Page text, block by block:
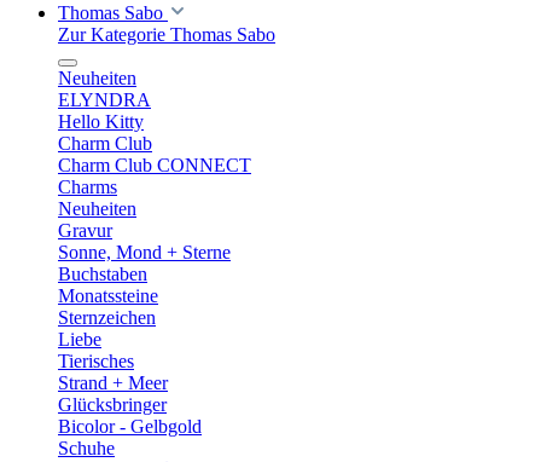
Thomas Sabo
Zur Kategorie Thomas Sabo
Neuheiten
ELYNDRA
Hello Kitty
Charm Club
Charm Club CONNECT
Charms
Neuheiten
Gravur
Sonne, Mond + Sterne
Buchstaben
Monatssteine
Sternzeichen
Liebe
Tierisches
Strand + Meer
Glücksbringer
Bicolor - Gelbgold
Schuhe